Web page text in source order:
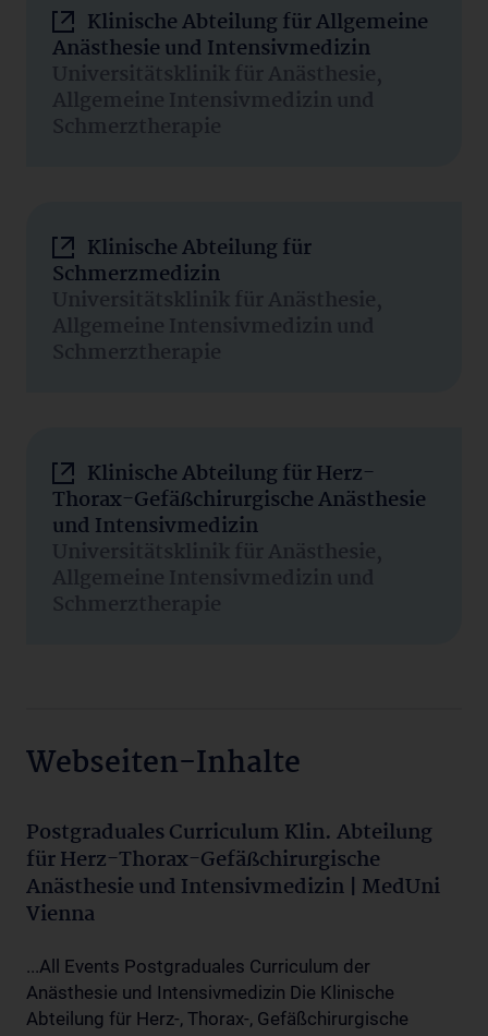
Klinische Abteilung für Allgemeine
Anästhesie und Intensivmedizin
Universitätsklinik für Anästhesie,
Allgemeine Intensivmedizin und
Schmerztherapie
Klinische Abteilung für
Schmerzmedizin
Universitätsklinik für Anästhesie,
Allgemeine Intensivmedizin und
Schmerztherapie
Klinische Abteilung für Herz-
Thorax-Gefäßchirurgische Anästhesie
und Intensivmedizin
Universitätsklinik für Anästhesie,
Allgemeine Intensivmedizin und
Schmerztherapie
Webseiten-Inhalte
Postgraduales Curriculum Klin. Abteilung
für Herz-Thorax-Gefäßchirurgische
Anästhesie und Intensivmedizin | MedUni
Vienna
...All Events Postgraduales Curriculum der
Anästhesie und Intensivmedizin Die Klinische
Abteilung für Herz-, Thorax-, Gefäßchirurgische